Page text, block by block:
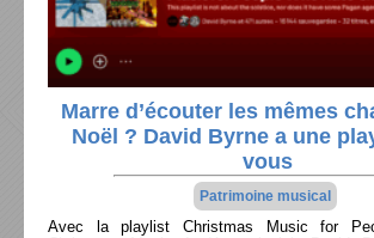
Marre d’écouter les mêmes
Noël ? David Byrne a une
vous
Patrimoine musical
Avec la playlist Christmas Music for